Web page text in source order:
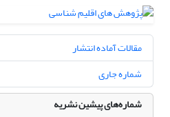
مقالات آماده انتشار
شماره جاری
شماره‌های پیشین نشریه